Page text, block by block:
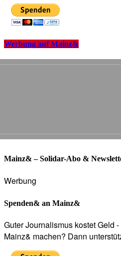
Werbung auf Mainz&
Mainz& – Solidar-Abo &
Werbung
Spenden& an Mainz&
Guter Journalismus kostet Geld
Mainz& machen? Dann